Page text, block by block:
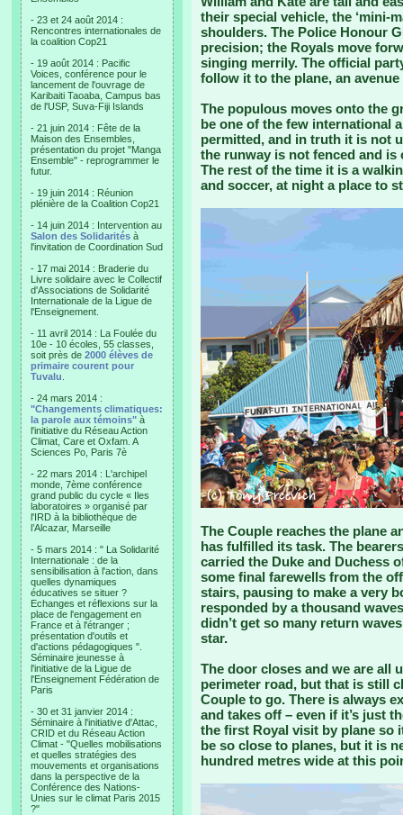
- 23 et 24 août 2014 :
Rencontres internationales de
la coalition Cop21
- 19 août 2014 : Pacific
Voices, conférence pour le
lancement de l'ouvrage de
Karibaiti Taoaba, Campus bas
de l'USP, Suva-Fiji Islands
- 21 juin 2014 : Fête de la
Maison des Ensembles,
présentation du projet "Manga
Ensemble" - reprogrammer le
futur.
- 19 juin 2014 : Réunion
plénière de la Coalition Cop21
- 14 juin 2014 : Intervention au
Salon des Solidarités à
l'invitation de Coordination Sud
- 17 mai 2014 : Braderie du
Livre solidaire avec le Collectif
d'Associations de Solidarité
Internationale de la Ligue de
l'Enseignement.
- 11 avril 2014 : La Foulée du
10e - 10 écoles, 55 classes,
soit près de 2000 élèves de
primaire courent pour
Tuvalu
- 24 mars 2014 :
"Changements climatiques:
la parole aux témoins" à
l'initiative du Réseau Action
Climat, Care et Oxfam. A
Sciences Po, Paris 7è
- 22 mars 2014 : L'archipel
monde, 7ème conférence
grand public du cycle « Iles
laboratoires » organisé par
l'IRD à la bibliothèque de
l’Alcazar, Marseille
- 5 mars 2014 : " La Solidarité
Internationale : de la
sensibilisation à l'action, dans
quelles dynamiques
éducatives se situer ?
Echanges et réflexions sur la
place de l'engagement en
France et à l'étranger ;
présentation d'outils et
d'actions pédagogiques ".
Séminaire jeunesse à
l'initiative de la Ligue de
l'Enseignement Fédération de
Paris
- 30 et 31 janvier 2014 :
Séminaire à l'initiative d'Attac,
CRID et du Réseau Action
Climat - "Quelles mobilisations
et quelles stratégies des
mouvements et organisations
dans la perspective de la
Conférence des Nations-
Unies sur le climat Paris 2015
?"
their special vehicle, the ‘mini-
shoulders. The Police Honour
precision; the Royals move
singing merrily. The official
follow it to the plane, an
The populous moves onto the
be one of the few international
permitted, and in truth it is not
the runway is not fenced and is
The rest of the time it is a
and soccer, at night a place to
The Couple reaches the plane
has fulfilled its task. The
carried the Duke and Duchess
some final farewells from the
stairs, pausing to make a very
responded by a thousand
didn’t get so many return
star.
The door closes and we are all
perimeter road, but that is still
Couple to go. There is always
and takes off – even if it’s just
the first Royal visit by plane so
be so close to planes, but it is
hundred metres wide at this